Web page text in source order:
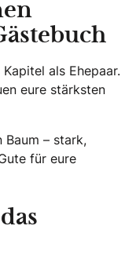
als Ehepaar.
eure stärksten
Baum – stark,
für eure